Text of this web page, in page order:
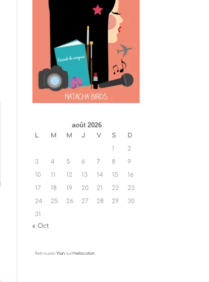
août 2026
L M M J V S
D
1
2
3
4 5 6 7 8
9
10
11 12 13 14 15
16
17
18 19 20 21 22
23
24
25 26 27 28 29
30
31
« Oct
Retrouvez Ylansur Hellocoton